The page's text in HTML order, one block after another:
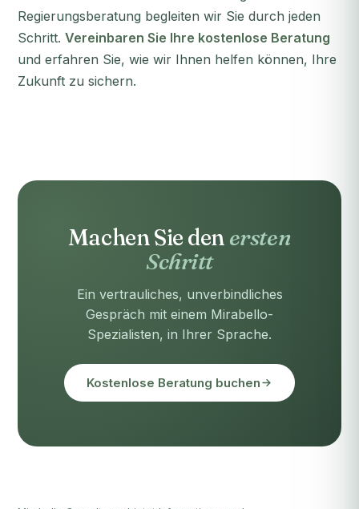
Regierungsberatung begleiten wir Sie durch jeden
Schritt. Vereinbaren Sie Ihre kostenlose Beratung
und erfahren Sie, wie wir Ihnen helfen können, Ihre
Zukunft zu sichern.
Machen Sie den ersten
Schritt
Ein vertrauliches, unverbindliches
Gespräch mit einem Mirabello-
Spezialisten, in Ihrer Sprache.
Kostenlose Beratung buchen